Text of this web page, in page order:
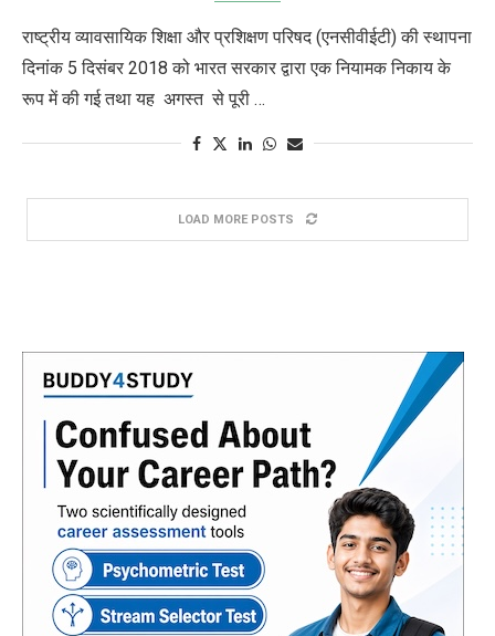
राष्ट्रीय व्यावसायिक शिक्षा और प्रशिक्षण परिषद (एनसीवीईटी) की स्थापना
दिनांक 5 दिसंबर 2018 को भारत सरकार द्वारा एक नियामक निकाय के
रूप में की गई तथा यह अगस्त से पूरी …
LOAD MORE POSTS